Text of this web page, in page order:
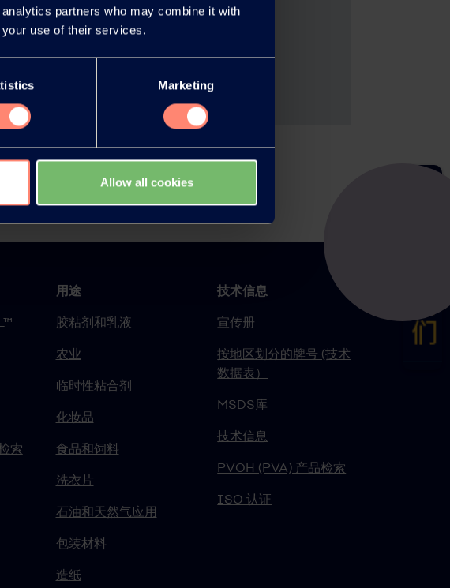
partners who may combine it with
use of their services.
Marketing
Allow all cookies
者需要申请样品呢？
索
用途
胶粘剂和乳液
农业
临时性粘合剂
化妆品
食品和饲料
洗衣片
石油和天然气应用
包装材料
造纸
技术信息
宣传册
按地区划分的牌号 (技术
数据表）
MSDS库
技术信息
PVOH (PVA) 产品检索
ISO 认证